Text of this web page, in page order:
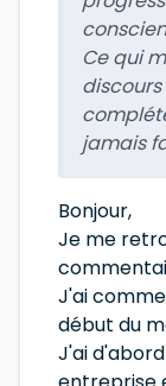
Ce qui
jamais
Bonjour,
Je me
J'ai
début du
J'ai